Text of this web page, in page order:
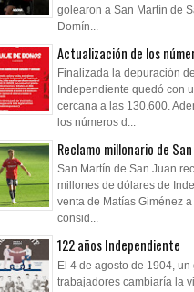
golearon a San Martín de
Domín...
Actualización de los
Finalizada la depuración
Independiente quedó con
cercana a las 130.600.
los números d...
Reclamo millonario de
San Martín de San Juan
millones de dólares de
venta de Matías Giménez
consid...
122 años Independiente
El 4 de agosto de 1904,
trabajadores cambiaría la